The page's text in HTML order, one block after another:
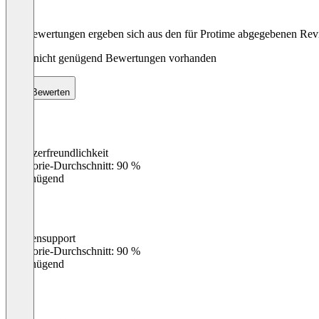
Die Bewertungen ergeben sich aus den für Protime abgegebenen
Noch nicht genügend Bewertungen vorhanden
Bewerten
Benutzerfreundlichkeit
Kategorie-Durchschnitt: 90 %
Ungenügend
Kundensupport
Kategorie-Durchschnitt: 90 %
Ungenügend